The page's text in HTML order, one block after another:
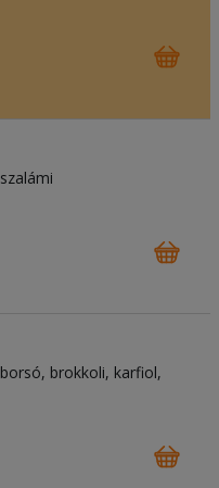
szalámi
borsó brokkoli karfiol